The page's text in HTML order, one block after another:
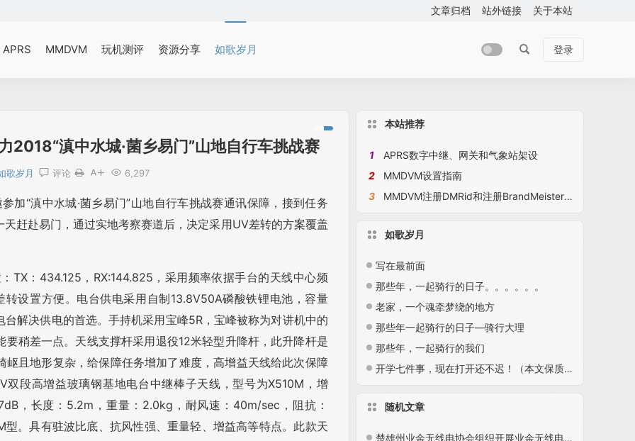
文章归档 站外链接 关于本站
APRS MMDVM 玩机测评 资源分享 如歌岁月 登录
2018“滇中水城·菌乡易门”山地自行车挑战赛
歌岁月 评论 6,297
加“滇中水城·菌乡易门”山地自行车挑战赛通讯保障，接到任务
赶赴易门，通过实地考察赛道后，决定采用UV差转的方案覆盖
TX：434.125，RX:144.825，采用频率依据手台的天线中心频
设置方便。电台供电采用自制13.8V50A磷酸铁锂电池，容量
解决供电的首选。手持机采用宝峰5R，宝峰被称为对讲机中的
稍差一点。天线支撑杆采用退役12米轻型升降杆，此升降杆是
且地形复杂，给保障任务增加了难度，高增益天线给此次保障
段高增益玻璃钢基地电台中继棒子天线，型号为X510M，增
，长度：5.2m，重量：2.0kg，耐风速：40m/sec，阻抗：
。具有驻波比底、抗风性强、重量轻、增益高等特点。此款天
本站推荐
1
APRS数字中继、网关和气象站架设
2
MMDVM设置指南
3
MMDVM注册DMRid和注册BrandMeister设置静态组呼
如歌岁月
写在最前面
那些年，一起骑行的日子。。。。。。
老家，一个魂牵梦绕的地方
那些年一起骑行的日子—骑行大理
那些年，一起骑行的我们
开学七件事，现在打开还不迟！（本文保质期：永久）
随机文章
楚雄州业余无线电协会组织开展业余无线电台操作技术能力培训和考试工作